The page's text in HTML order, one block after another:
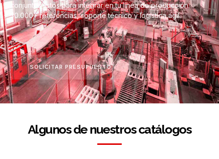
conjuntos listos para integrar en tu línea de producción.
30.000+ referencias, soporte técnico y logística ágil.
SOLICITAR PRESUPUESTO
Algunos de nuestros catálogos